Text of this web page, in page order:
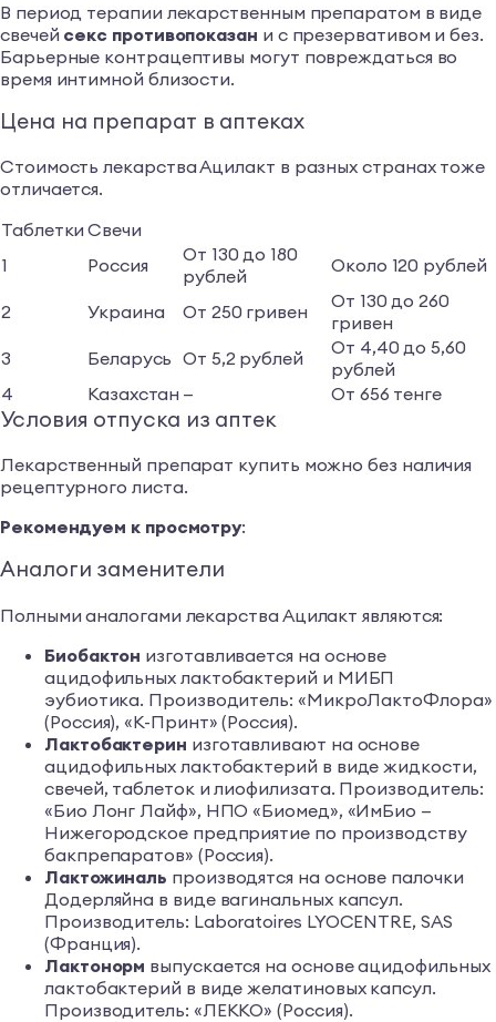
В период терапии лекарственным препаратом в виде
свечей секс противопоказан и с презервативом и без.
Барьерные контрацептивы могут повреждаться во
время интимной близости.
Цена на препарат в аптеках
Стоимость лекарства Ацилакт в разных странах тоже
отличается.
Таблетки Свечи
1
Россия
От 130 до 180
рублей
Около 120 рублей
2 Украина От 250 гривен
От 130 до 260
гривен
3
Беларусь От 5,2 рублей
От 4,40 до 5,60
рублей
4
Казахстан — От 656 тенге
Условия отпуска из аптек
Лекарственный препарат купить можно без наличия
рецептурного листа.
Рекомендуем к просмотру:
Аналоги заменители
Полными аналогами лекарства Ацилакт являются:
Биобактон изготавливается на основе
ацидофильных лактобактерий и МИБП
эубиотика. Производитель: «МикроЛактоФлора»
(Россия), «К-Принт» (Россия).
Лактобактерин изготавливают на основе
ацидофильных лактобактерий в виде жидкости,
свечей, таблеток и лиофилизата. Производитель:
«Био Лонг Лайф», НПО «Биомед», «ИмБио —
Нижегородское предприятие по производству
бакпрепаратов» (Россия).
Лактожиналь производятся на основе палочки
Додерляйна в виде вагинальных капсул.
Производитель: Laboratoires LYOCENTRE, SAS
(Франция).
Лактонорм выпускается на основе ацидофильных
лактобактерий в виде желатиновых капсул.
Производитель: «ЛЕККО» (Россия).